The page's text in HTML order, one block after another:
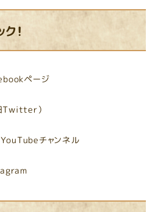
！
ページ
Twitter）
チャンネル